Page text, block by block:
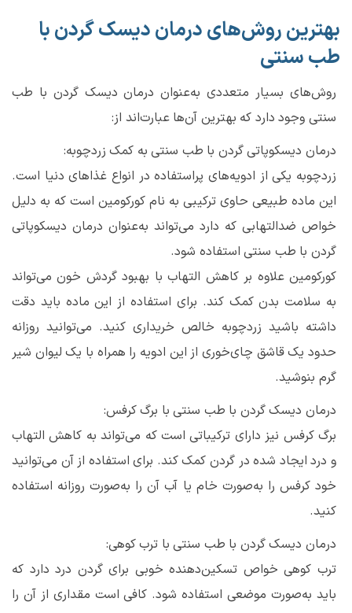
بهترین روش‌های درمان دیسک گردن با
طب سنتی
روش‌های بسیار متعددی به‌عنوان درمان دیسک گردن با طب
سنتی وجود دارد که بهترین آن‌ها عبارت‌اند از:
درمان دیسکوپاتی گردن با طب سنتی به کمک زردچوبه:
زردچوبه یکی از ادویه‌های پراستفاده در انواع غذاهای دنیا است.
این ماده طبیعی حاوی ترکیبی به نام کورکومین است که به دلیل
خواص ضدالتهابی که دارد می‌تواند به‌عنوان درمان دیسکوپاتی
گردن با طب سنتی استفاده شود.
کورکومین علاوه بر کاهش التهاب با بهبود گردش خون می‌تواند
به سلامت بدن کمک کند. برای استفاده از این ماده باید دقت
داشته باشید زردچوبه خالص خریداری کنید. می‌توانید روزانه
حدود یک قاشق چای‌خوری از این ادویه را همراه با یک لیوان شیر
گرم بنوشید.
درمان دیسک گردن با طب سنتی با برگ کرفس:
برگ کرفس نیز دارای ترکیباتی است که می‌تواند به کاهش التهاب
و درد ایجاد شده در گردن کمک کند. برای استفاده از آن می‌توانید
خود کرفس را به‌صورت خام یا آب آن را به‌صورت روزانه استفاده
کنید.
درمان دیسک گردن با طب سنتی با ترب کوهی:
ترب کوهی خواص تسکین‌دهنده خوبی برای گردن درد دارد که
باید به‌صورت موضعی استفاده شود. کافی است مقداری از آن را